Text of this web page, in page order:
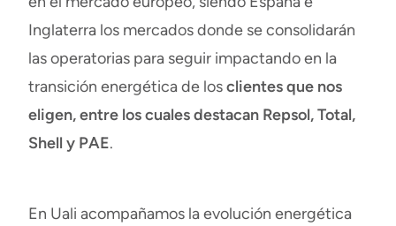
Inglaterra los mercados donde se consolidarán
las operatorias para seguir impactando en la
transición energéticade losclientes que nos
eligen, entre los cuales destacan Repsol, Total,
Shell y PAE.
En Uali acompañamos la evolución energética